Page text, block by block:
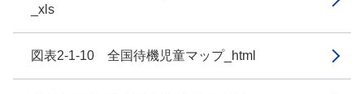
_xls
図表2-1-10 全国待機児童マップ_html